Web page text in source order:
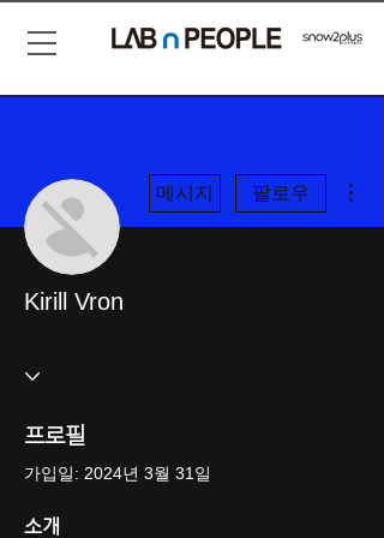
메시지 팔로우
Kirill Vron
프로필
가입일: 2024년 3월 31일
소개